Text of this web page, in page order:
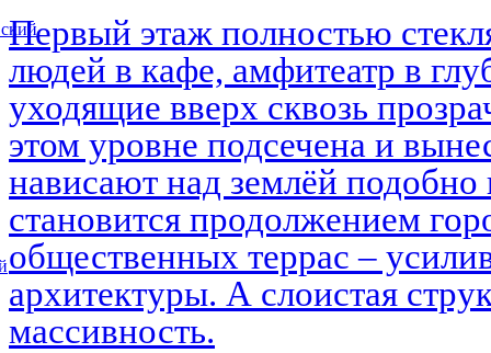
Первый этаж полностью
людей в кафе, амфитеатр в
уходящие вверх сквозь
этом уровне подсечена и
нависают над землёй
становится продолжением
общественных террас –
архитектуры. А слоистая
массивность.